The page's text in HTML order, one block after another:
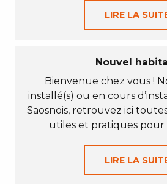
LIRE LA
Nouvel
Bienvenue chez vous !
installé(s) ou en cours
Saosnois, retrouvez ici
utiles et pratiques pour
LIRE LA